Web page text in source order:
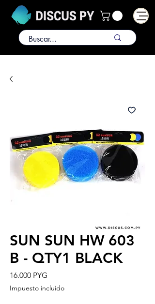
SUN SUN HW 603
B - QTY1 BLACK
16.000 PYG
Impuesto incluido